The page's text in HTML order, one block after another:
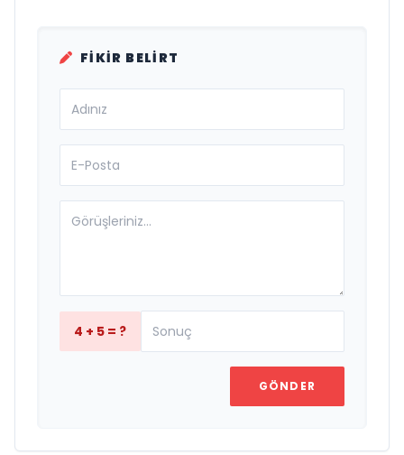
FIKIR BELIRT
4 + 5 = ?
GÖNDER